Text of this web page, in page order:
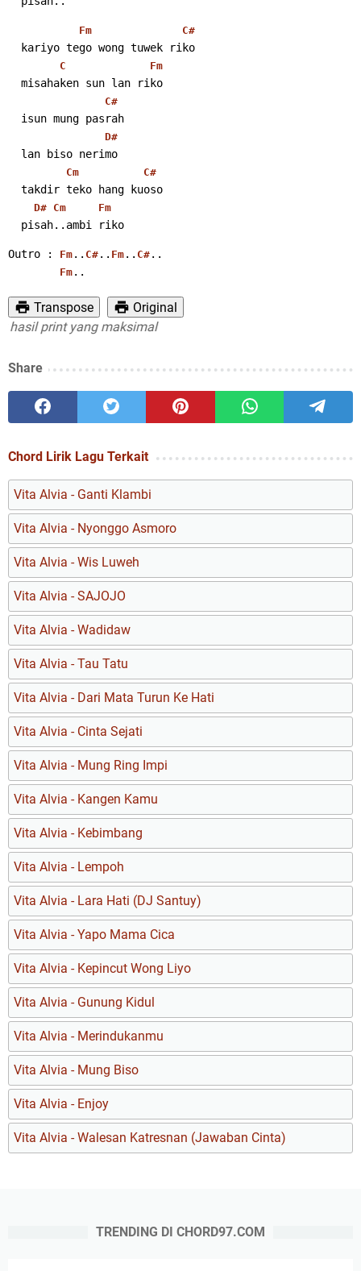
Fm C#
  kariyo tego wong tuwek riko
C Fm
  misahaken sun lan riko
C#
  isun mung pasrah
D#
  lan biso nerimo
Cm C#
  takdir teko hang kuoso
D# Cm Fm
  pisah..ambi riko
Outro : Fm .. C# .. Fm .. C# ..
Fm ..
Transpose
Original
print yang maksimal
Share
Chord Lirik Lagu Terkait
Vita Alvia - Ganti Klambi
Vita Alvia - Nyonggo Asmoro
Vita Alvia - Wis Luweh
Vita Alvia - SAJOJO
Vita Alvia - Wadidaw
Vita Alvia - Tau Tatu
Vita Alvia - Dari Mata Turun Ke Hati
Vita Alvia - Cinta Sejati
Vita Alvia - Mung Ring Impi
Vita Alvia - Kangen Kamu
Vita Alvia - Kebimbang
Vita Alvia - Lempoh
Vita Alvia - Lara Hati (DJ Santuy)
Vita Alvia - Yapo Mama Cica
Vita Alvia - Kepincut Wong Liyo
Vita Alvia - Gunung Kidul
Vita Alvia - Merindukanmu
Vita Alvia - Mung Biso
Vita Alvia - Enjoy
Vita Alvia - Walesan Katresnan (Jawaban Cinta)
TRENDING DI CHORD97.COM